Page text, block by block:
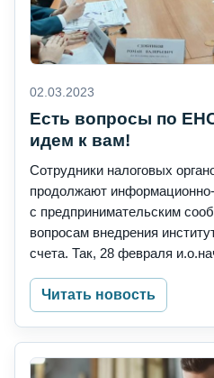
02.03.2023
Есть вопросы по
идем к вам!
Сотрудники налоговых
продолжают
с предпринимательским
вопросам внедрения
счета. Так, 28 февраля
Читать новость